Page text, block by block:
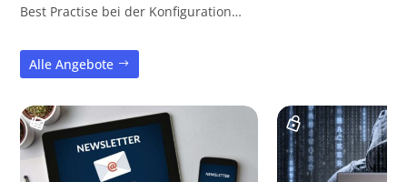
Best Practise bei der Konfiguration…
Alle Angebote